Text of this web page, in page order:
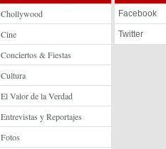
Chollywood
Cine
Conciertos & Fiestas
Cultura
El Valor de la Verdad
Entrevistas y Reportajes
Fotos
Facebook
Twitter